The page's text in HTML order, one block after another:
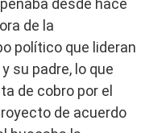
desde hace
de la
político que lideran
su padre, lo que
de cobro por el
de acuerdo